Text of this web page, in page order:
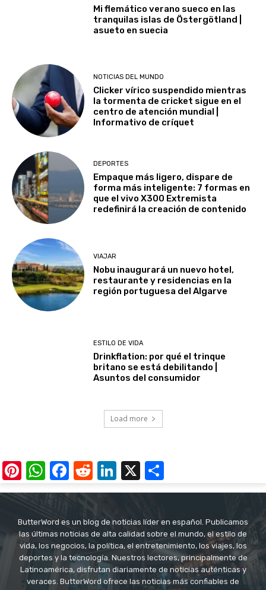
Mi flemático verano sueco en las
tranquilas islas de Östergötland |
asueto en suecia
NOTICIAS DEL MUNDO
Clicker vírico suspendido mientras
la tormenta de cricket sigue en el
centro de atención mundial |
Informativo de críquet
DEPORTES
Empaque más ligero, dispare de
forma más inteligente: 7 formas en
que el vivo X300 Extremista
redefinirá la creación de contenido
VIAJAR
Nobu inaugurará un nuevo hotel,
restaurante y residencias en la
región portuguesa del Algarve
ESTILO DE VIDA
Drinkflation: por qué el trinque
britano se está debilitando |
Asuntos del consumidor
Load more
Pinterest
WhatsApp
Facebook
RedditLinkedIn
X
ButterWord es un blog de noticias líder en español. Publicamos
las últimas noticias de alta calidad sobre el mundo, el estilo de
vida, los negocios, la política, el entretenimiento, los viajes, los
deportes y la tecnología. Nuestros lectores, principalmente de
Latinoamérica, disfrutan diariamente de noticias auténticas y
veraces. ButterWord ofrece las noticias más confiables de